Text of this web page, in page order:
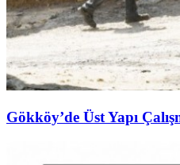
Gökköy’de Üst Yapı